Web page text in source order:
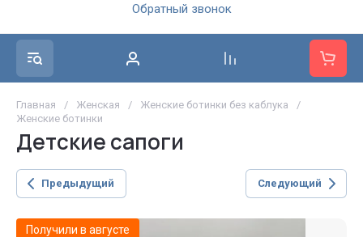
Обратный звонок
Главная / Женская / Женские ботинки без каблука
/
Женские ботинки
Детские сапоги
Предыдущий Следующий
Получили в августе